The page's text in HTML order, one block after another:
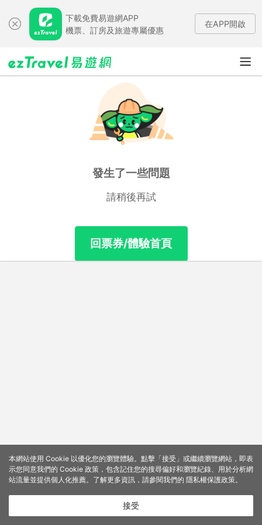
下載免費易遊網APP
機票、訂房及旅遊專屬優惠
在APP開啟
發生了一些問題
請稍後再試
回票券/體驗首頁
本網站使用 Cookie 以優化您的瀏覽體驗。點擊「接受」或繼續瀏覽網站，即表
示您同意我們的 Cookie 政策，包含記住您的搜尋偏好和瀏覽紀錄、用於分析網
站流量並提供個人化推薦。了解更多資訊，請參閱我們的 隱私權保護政策。
接受